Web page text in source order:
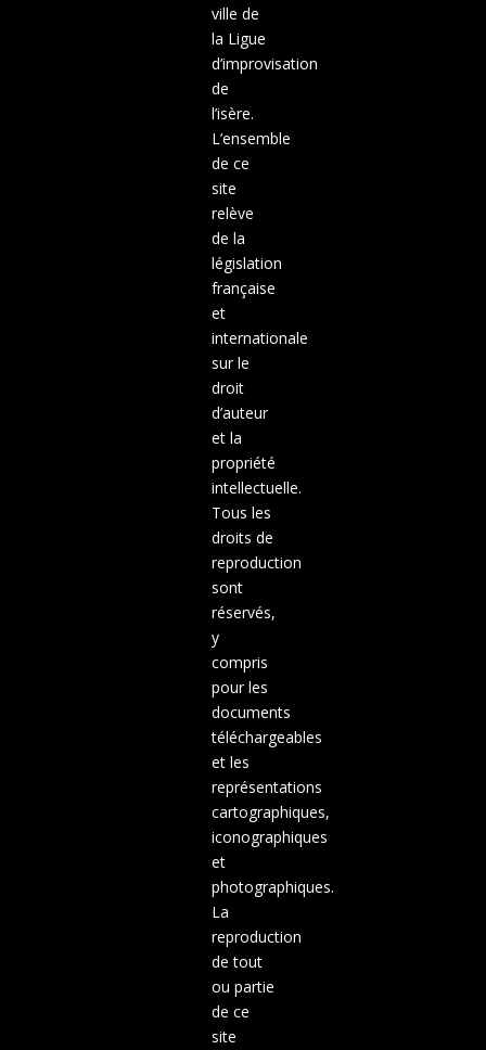
ville de
la Ligue
d’improvisation
de
l’isère.
L’ensemble
de ce
site
relève
de la
législation
française
et
internationale
sur le
droit
d’auteur
et la
propriété
intellectuelle.
Tous les
droits de
reproduction
sont
réservés,
y
compris
pour les
documents
téléchargeables
et les
représentations
cartographiques,
iconographiques
et
photographiques.
La
reproduction
de tout
ou partie
de ce
site